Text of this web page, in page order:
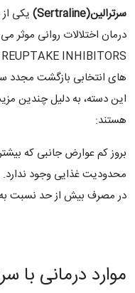
سرترالین(Sertraline)
یکی
های انتخابی بازگشت مجدد
این دسته، به دلیل چندین
هستند:
بروز کم عوارض جانبی که
محدودیت غذایی وجود ندارد.
در مصرف بیش از حد نسبت به
موارد درمانی با